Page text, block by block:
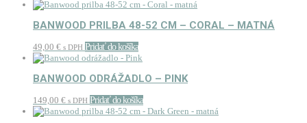
BANWOOD PRILBA 48-52 CM – CORAL – MATNÁ
49,00 € s DPH Pridať do košíka
BANWOOD ODRÁŽADLO – PINK
149,00 € s DPH Pridať do košíka